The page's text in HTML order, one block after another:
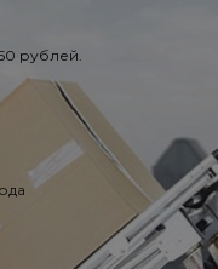
рублей.